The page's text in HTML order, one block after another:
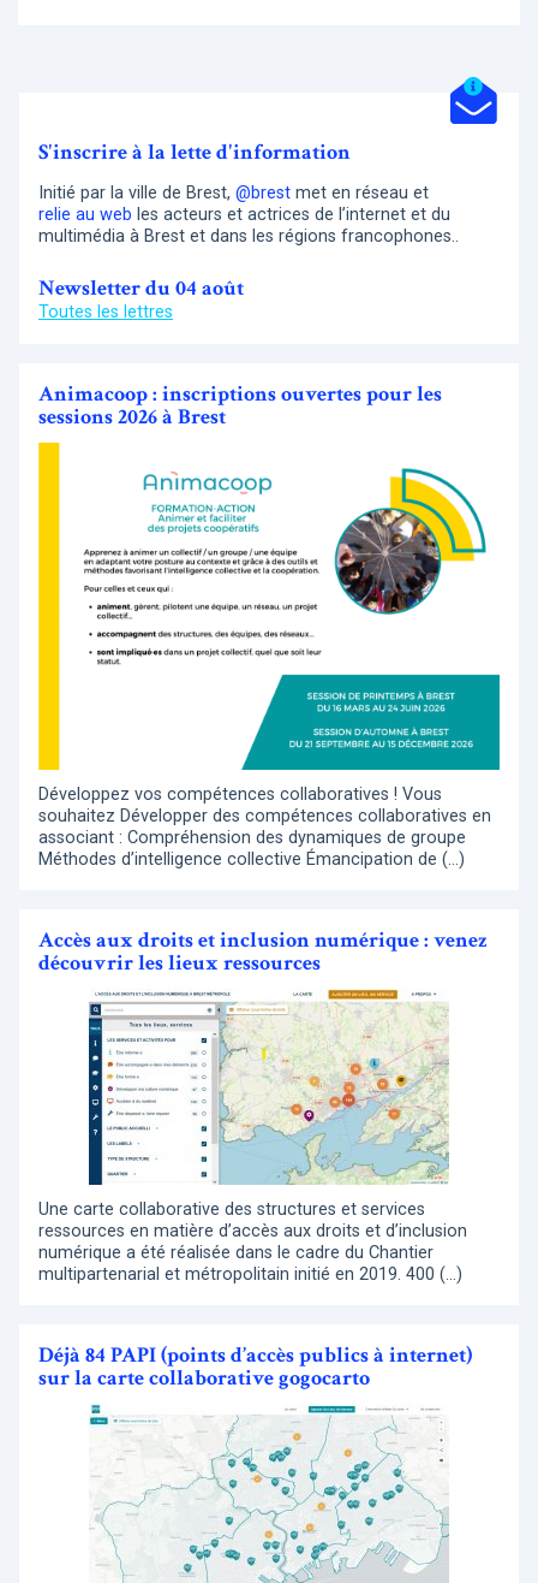
S'inscrire à la lette d'information
Initié par la ville de Brest, @brest met en réseau et
relie au web les acteurs et actrices de l’internet et du
multimédia à Brest et dans les régions francophones..
Newsletter du 04 août
Toutes les lettres
Animacoop : inscriptions ouvertes pour les
sessions 2026 à Brest
Développez vos compétences collaboratives ! Vous
souhaitez Développer des compétences collaboratives en
associant : Compréhension des dynamiques de groupe
Méthodes d’intelligence collective Émancipation de (…)
Accès aux droits et inclusion numérique : venez
découvrir les lieux ressources
Une carte collaborative des structures et services
ressources en matière d’accès aux droits et d’inclusion
numérique a été réalisée dans le cadre du Chantier
multipartenarial et métropolitain initié en 2019. 400 (…)
Déjà 84 PAPI (points d’accès publics à internet)
sur la carte collaborative gogocarto